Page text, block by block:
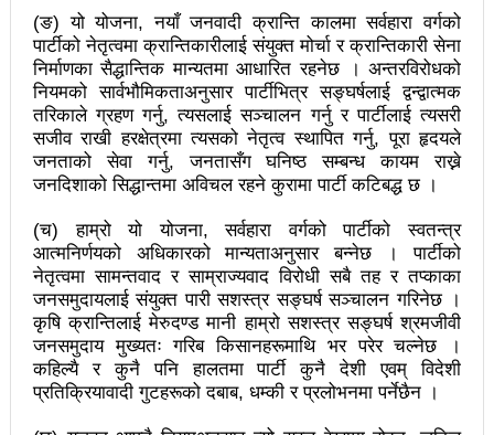
हानलाई मजदुर संगठनहरुको ध्यानाकर्षण पत्र, देशैभर
अभियानात्मक कार्यक्रम
‘महिला अधिकारका निम्ति सदनबाट कानून बनाउन ढिला भयो’
सहिद स्मृति दिवसमा माओवादी बेलकोटगढी नगरद्वारा वैचारिक,
राजनीतिक कार्यशाला
त्रिदेशीय विद्युत ब्यापार सम्झौता नेपालका लागि कोशेढुंगाः
प्रचण्ड
कविता- म हैन भने
आवश्यकता मिडिया साक्षरताको
३ महिनामा प्रेस स्वतन्त्रता हननका १३ घटना
काउन्सिलद्वारा ४ वटा सञ्चार माध्यमको कालोसूची फुकुवा, ३
(ङ) यो योजना, नयाँ जनवादी क्रान्ति कालमा सर्वहारा वर्गको
पार्टीको नेतृत्वमा क्रान्तिकारीलाई संयुक्त मोर्चा र क्रान्तिकारी सेना
निर्माणका सैद्धान्तिक मान्यतमा आधारित रहनेछ । अन्तरविरोधको
नियमको सार्वभौमिकताअनुसार पार्टीभित्र सङ्घर्षलाई द्वन्द्वात्मक
तरिकाले ग्रहण गर्नु, त्यसलाई सञ्चालन गर्नु र पार्टीलाई त्यसरी
सजीव राखी हरक्षेत्रमा त्यसको नेतृत्व स्थापित गर्नु, पूरा हृदयले
जनताको सेवा गर्नु, जनतासँग घनिष्ठ सम्बन्ध कायम राख्ने
जनदिशाको सिद्धान्तमा अविचल रहने कुरामा पार्टी कटिबद्ध छ ।
(च) हाम्रो यो योजना, सर्वहारा वर्गको पार्टीको स्वतन्त्र
आत्मनिर्णयको अधिकारको मान्यताअनुसार बन्नेछ । पार्टीको
नेतृत्वमा सामन्तवाद र साम्राज्यवाद विरोधी सबै तह र तप्काका
जनसमुदायलाई संयुक्त पारी सशस्त्र सङ्घर्ष सञ्चालन गरिनेछ ।
कृषि क्रान्तिलाई मेरुदण्ड मानी हाम्रो सशस्त्र सङ्घर्ष श्रमजीवी
जनसमुदाय मुख्यतः गरिब किसानहरूमाथि भर परेर चल्नेछ ।
कहिल्यै र कुनै पनि हालतमा पार्टी कुनै देशी एवम् विदेशी
प्रतिक्रियावादी गुटहरूको दबाब, धम्की र प्रलोभनमा पर्नेछैन ।